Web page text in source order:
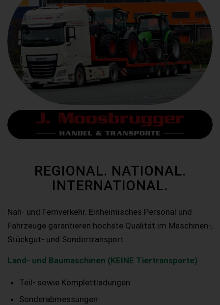
REGIONAL. NATIONAL.
INTERNATIONAL.
Nah- und Fernverkehr. Einheimisches Personal und
Fahrzeuge garantieren höchste Qualität im Maschinen-,
Stückgut- und Sondertransport.
Land- und Baumaschinen (KEINE Tiertransporte)
Teil- sowie Komplettladungen
Sonderabmessungen